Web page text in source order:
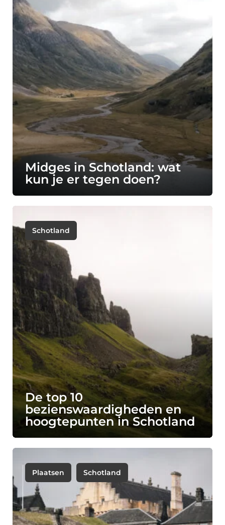
Midges in Schotland: wat
kun je er tegen doen?
Schotland
De top 10
bezienswaardigheden en
hoogtepunten in Schotland
Plaatsen Schotland